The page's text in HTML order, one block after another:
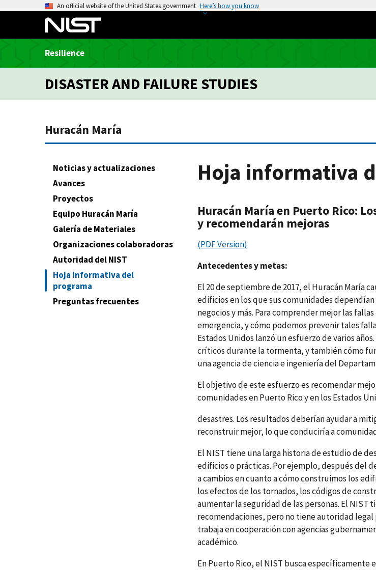
o
An official website of the United States government Here’s how you know
Resilience
DISASTER AND FAILURE STUDIES
Huracán María
Noticias y actualizaciones
Avances
Proyectos
Equipo Huracán María
Galería de Materiales
Organizaciones colaboradoras
Autoridad del NIST
Hoja informativa del
programa
Preguntas frecuentes
Hoja informativa
Huracán María en Puerto Rico:
y recomendarán mejoras
(PDF Version)
Antecedentes y metas:
El 20 de septiembre de 2017, el Huracán María
edificios en los que sus comunidades
negocios y más. Para comprender mejor las
emergencia, y cómo podemos prevenir tales
Estados Unidos lanzó un esfuerzo de varios
críticos durante la tormenta, y también cómo
una agencia de ciencia e ingeniería del
El objetivo de este esfuerzo es recomendar
comunidades en Puerto Rico y en los Estados
desastres. Los resultados deberían ayudar a
reconstruir mejor, lo que conduciría a
El NIST tiene una larga historia de estudio de
edificios o prácticas. Por ejemplo, después del
a cambios en cuanto a cómo construimos los
los efectos de los tornados, los códigos de
aumentar la seguridad de las personas. El
recomendaciones, pero no tiene autoridad legal
trabaja en cooperación con agencias
académico.
En Puerto Rico, el NIST busca específicamente